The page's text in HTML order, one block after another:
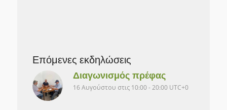
Επόμενες εκδηλώσεις
Διαγωνισμός πρέφας
16 Αυγούστου στις 10:00-20:00 UTC+0